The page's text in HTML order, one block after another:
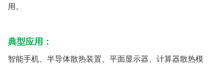
用。
典型应用：
智能手机、半导体散热装置、平面显示器、计算器散热模